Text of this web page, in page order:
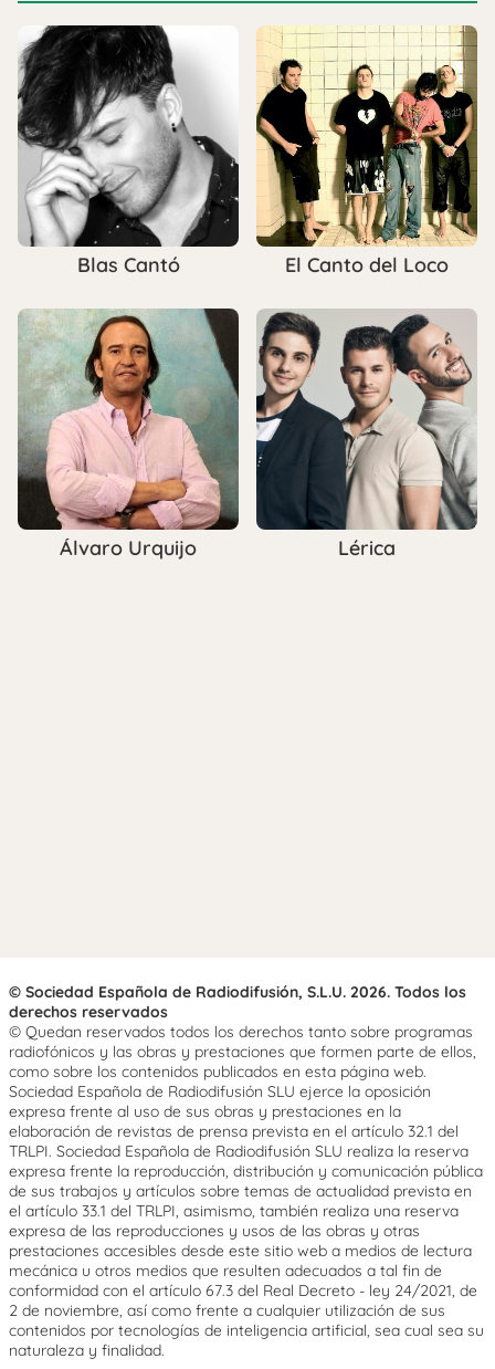
Blas Cantó El Canto del Loco
Álvaro Urquijo Lérica
© Sociedad Española de Radiodifusión, S.L.U. 2026. Todos los
derechos reservados
© Quedan reservados todos los derechos tanto sobre programas
radiofónicos y las obras y prestaciones que formen parte de ellos,
como sobre los contenidos publicados en esta página web.
Sociedad Española de Radiodifusión SLU ejerce la oposición
expresa frente al uso de sus obras y prestaciones en la
elaboración de revistas de prensa prevista en el artículo 32.1 del
TRLPI. Sociedad Española de Radiodifusión SLU realiza la reserva
expresa frente la reproducción, distribución y comunicación pública
de sus trabajos y artículos sobre temas de actualidad prevista en
el artículo 33.1 del TRLPI, asimismo, también realiza una reserva
expresa de las reproducciones y usos de las obras y otras
prestaciones accesibles desde este sitio web a medios de lectura
mecánica u otros medios que resulten adecuados a tal fin de
conformidad con el artículo 67.3 del Real Decreto - ley 24/2021, de
2 de noviembre, así como frente a cualquier utilización de sus
contenidos por tecnologías de inteligencia artificial, sea cual sea su
naturaleza y finalidad.